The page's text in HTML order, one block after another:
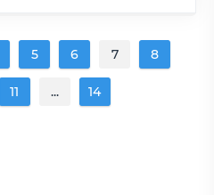
5 6 7 8
11 ... 14